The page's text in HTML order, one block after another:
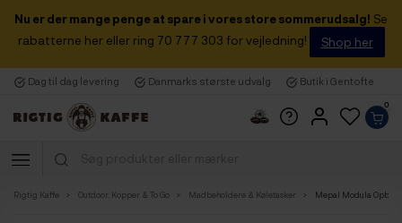
Nu er der mange penge at spare i vores store sommerudsalg! Se
rabatterne her eller ring 70 777 303 for vejledning!
Shop her
Dag til dag levering Danmarks største udvalg Butik i Gentofte
0
Rigtig Kaffe Outdoor, Kopper & To Go Madbeholdere & Køletasker Mepal Modula